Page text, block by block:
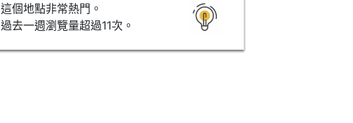
這個地點非常熱門。
過去一週瀏覽量超過11次。